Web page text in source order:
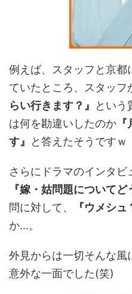
例えば、スタッフと京都
ていたところ、スタッフ
らい行きます？』
という
は何を勘違いしたのか
す』
と答えたそうですｗ
さらにドラマのインタビ
『嫁・姑問題についてど
問に対して、
『ウメシュ
か…。
外見からは一切そんな風
意外な一面でした(笑)